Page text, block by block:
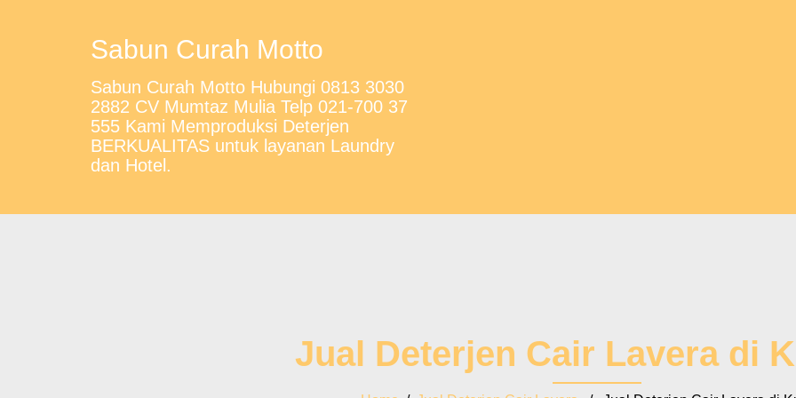
Sabun Curah Motto
Sabun Curah Motto Hubungi 0813 3030
2882 CV Mumtaz Mulia Telp 021-700 37
555 Kami Memproduksi Deterjen
BERKUALITAS untuk layanan Laundry
dan Hotel.
Jual Deterjen Cair Lavera di